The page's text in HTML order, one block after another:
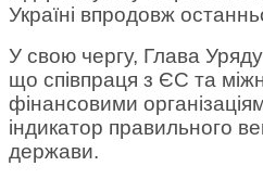
Україні впродовж
У свою чергу, Глава
що співпраця з ЄС та
фінансовими
індикатор правильного
держави.